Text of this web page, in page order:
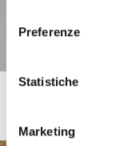
Preferenze
Statistiche
Marketing